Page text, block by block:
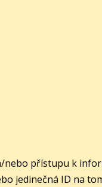
přístupu k
jedinečná ID na